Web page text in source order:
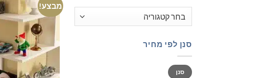
סנן לפי מחיר
מחיר
מינימלי
מחיר
מקסימלי
סנן
מבצע!